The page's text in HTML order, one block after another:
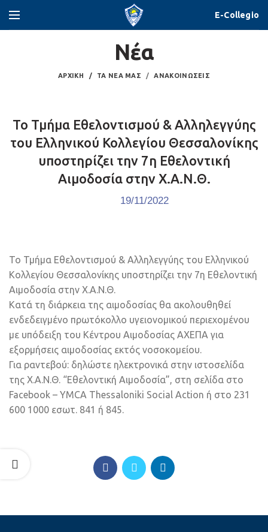
E-Collegio
Νέα
ΑΡΧΙΚΉ ΤΑ ΝΈΑ ΜΑΣ ΑΝΑΚΟΙΝΏΣΕΙΣ
Το Τμήμα Εθελοντισμού & Αλληλεγγύης
του Ελληνικού Κολλεγίου Θεσσαλονίκης
υποστηρίζει την 7η Εθελοντική
Αιμοδοσία στην Χ.Α.Ν.Θ.
19/11/2022
Το Τμήμα Εθελοντισμού & Αλληλεγγύης του Ελληνικού
Κολλεγίου Θεσσαλονίκης υποστηρίζει την 7η Εθελοντική
Αιμοδοσία στην Χ.Α.Ν.Θ.
Κατά τη διάρκεια της αιμοδοσίας θα ακολουθηθεί
ενδεδειγμένο πρωτόκολλο υγειονομικού περιεχομένου
με υπόδειξη του Κέντρου Αιμοδοσίας ΑΧΕΠΑ για
εξορμήσεις αιμοδοσίας εκτός νοσοκομείου.
Για ραντεβού: δηλώστε ηλεκτρονικά στην ιστοσελίδα
της Χ.Α.Ν.Θ. “Εθελοντική Αιμοδοσία”, στη σελίδα στο
Facebook – YMCA Thessaloniki Social Action ή στο 231
600 1000 εσωτ. 841 ή 845.